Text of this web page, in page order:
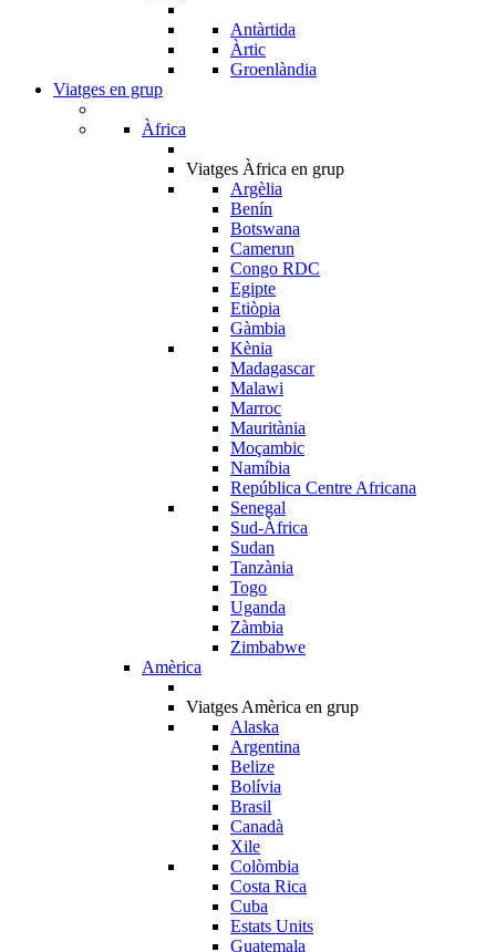
Antàrtida
Àrtic
Groenlàndia
Viatges en grup
Àfrica
Viatges Àfrica en grup
Argèlia
Benín
Botswana
Camerun
Congo RDC
Egipte
Etiòpia
Gàmbia
Kènia
Madagascar
Malawi
Marroc
Mauritània
Moçambic
Namíbia
República Centre Africana
Senegal
Sud-Àfrica
Sudan
Tanzània
Togo
Uganda
Zàmbia
Zimbabwe
Amèrica
Viatges Amèrica en grup
Alaska
Argentina
Belize
Bolívia
Brasil
Canadà
Xile
Colòmbia
Costa Rica
Cuba
Estats Units
Guatemala